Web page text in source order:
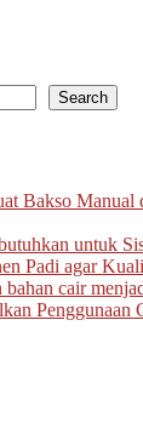
Search
Bakso
untuk
Padi agar
bahan cair
Penggunaan